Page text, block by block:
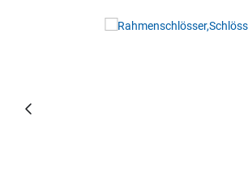
Bildergalerie überspringen